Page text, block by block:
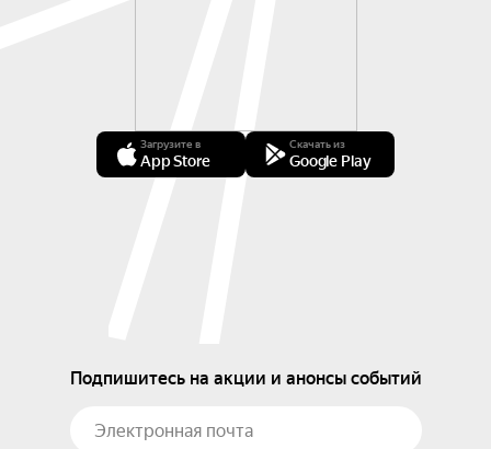
Загрузите в
App Store
Скачать из
Google Play
Подпишитесь на акции и анонсы событий